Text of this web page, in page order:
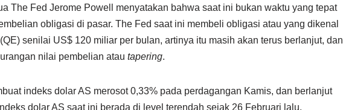
The Fed Jerome Powell menyatakan bahwa saat ini bukan waktu yang tepat
obligasi di pasar. The Fed saat ini membeli obligasi atau yang dikenal
senilai US$ 120 miliar per bulan, artinya itu masih akan terus berlanjut, dan
nilai pembelian atau tapering.
indeks dolar AS merosot 0,33% pada perdagangan Kamis, dan berlanjut
dolar AS saat ini berada di level terendah sejak 26 Februari lalu.